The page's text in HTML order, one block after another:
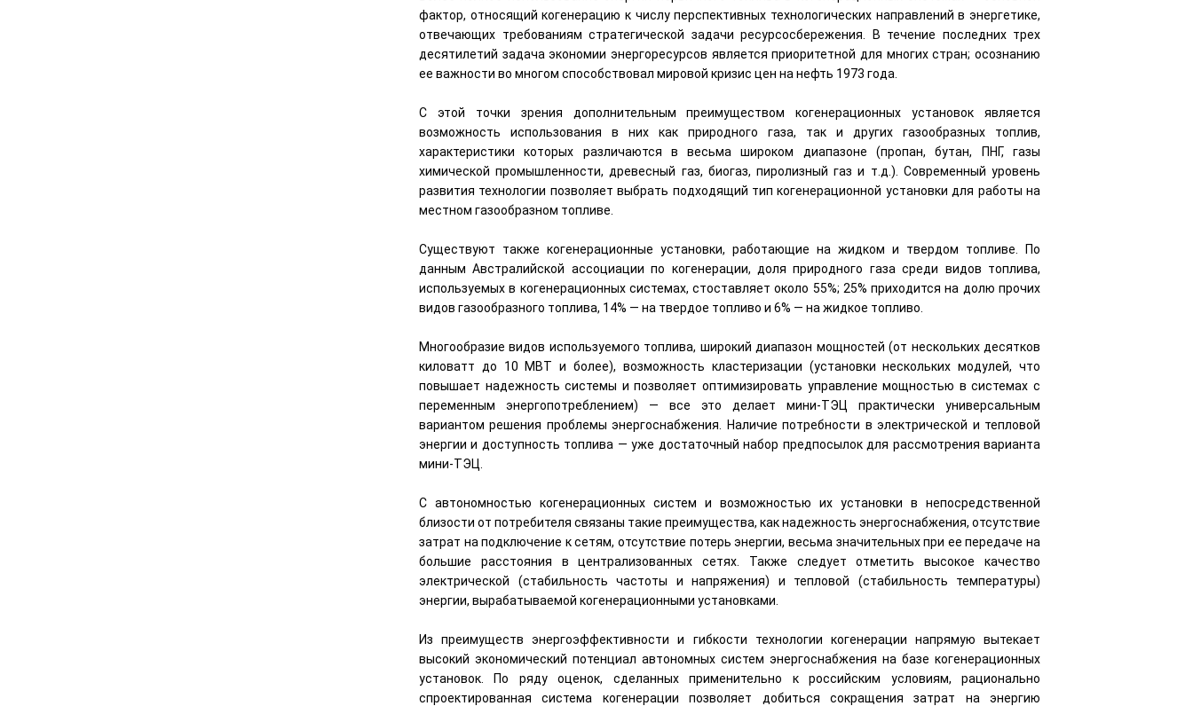
фактор, относящий когенерацию к числу перспективных технологических направлений в энергетике,
отвечающих требованиям стратегической задачи ресурсосбережения. В течение последних трех
десятилетий задача экономии энергоресурсов является приоритетной для многих стран; осознанию
ее важности во многом способствовал мировой кризис цен на нефть 1973 года.
С этой точки зрения дополнительным преимуществом когенерационных установок является
возможность использования в них как природного газа, так и других газообразных топлив,
характеристики которых различаются в весьма широком диапазоне (пропан, бутан, ПНГ, газы
химической промышленности, древесный газ, биогаз, пиролизный газ и т.д.). Современный уровень
развития технологии позволяет выбрать подходящий тип когенерационной установки для работы на
местном газообразном топливе.
Существуют также когенерационные установки, работающие на жидком и твердом топливе. По
данным Австралийской ассоциации по когенерации, доля природного газа среди видов топлива,
используемых в когенерационных системах, стоставляет около 55%; 25% приходится на долю прочих
видов газообразного топлива, 14% — на твердое топливо и 6% — на жидкое топливо.
Многообразие видов используемого топлива, широкий диапазон мощностей (от нескольких десятков
киловатт до 10 МВТ и более), возможность кластеризации (установки нескольких модулей, что
повышает надежность системы и позволяет оптимизировать управление мощностью в системах с
переменным энергопотреблением) — все это делает мини-ТЭЦ практически универсальным
вариантом решения проблемы энергоснабжения. Наличие потребности в электрической и тепловой
энергии и доступность топлива — уже достаточный набор предпосылок для рассмотрения варианта
мини-ТЭЦ.
С автономностью когенерационных систем и возможностью их установки в непосредственной
близости от потребителя связаны такие преимущества, как надежность энергоснабжения, отсутствие
затрат на подключение к сетям, отсутствие потерь энергии, весьма значительных при ее передаче на
большие расстояния в централизованных сетях. Также следует отметить высокое качество
электрической (стабильность частоты и напряжения) и тепловой (стабильность температуры)
энергии, вырабатываемой когенерационными установками.
Из преимуществ энергоэффективности и гибкости технологии когенерации напрямую вытекает
высокий экономический потенциал автономных систем энергоснабжения на базе когенерационных
установок. По ряду оценок, сделанных применительно к российским условиям, рационально
спроектированная система когенерации позволяет добиться сокращения затрат на энергию